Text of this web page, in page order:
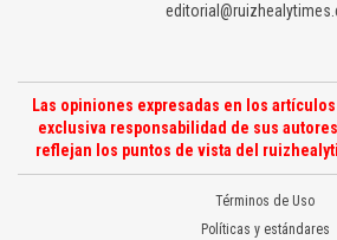
Las opiniones expresadas en los
exclusiva responsabilidad de sus
reflejan los puntos de vista del
Términos de Uso
Políticas y estándares